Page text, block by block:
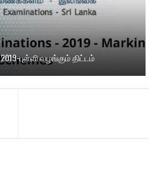
புள்ளி வழங்கும் திட்டம்